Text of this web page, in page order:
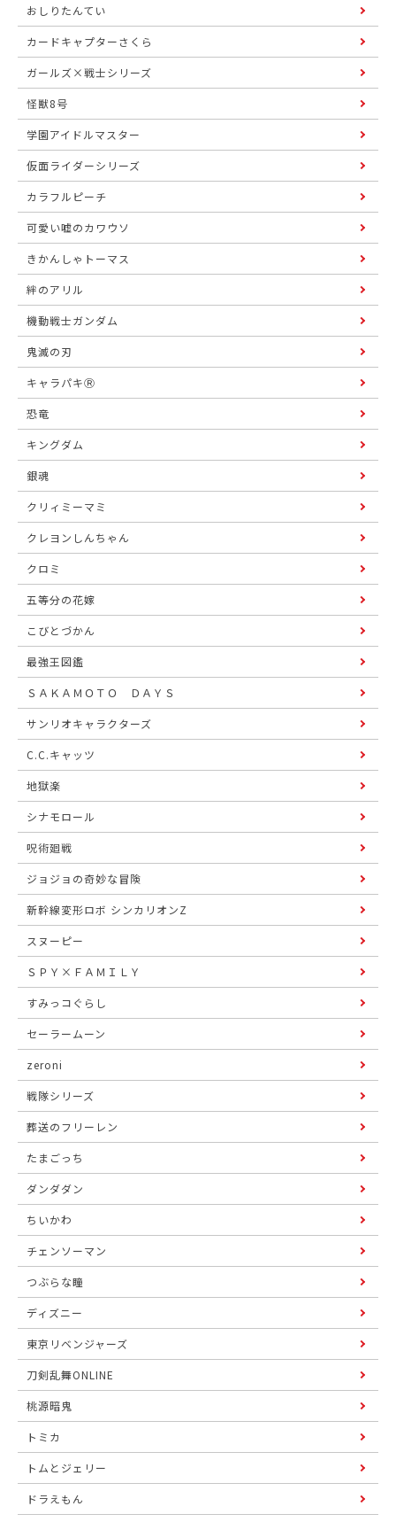
おしりたんてい
カードキャプターさくら
ガールズ×戦士シリーズ
怪獣8号
学園アイドルマスター
仮面ライダーシリーズ
カラフルピーチ
可愛い嘘のカワウソ
きかんしゃトーマス
絆のアリル
機動戦士ガンダム
鬼滅の刃
キャラパキⓇ
恐竜
キングダム
銀魂
クリィミーマミ
クレヨンしんちゃん
クロミ
五等分の花嫁
こびとづかん
最強王図鑑
ＳＡＫＡＭＯＴＯ ＤＡＹＳ
サンリオキャラクターズ
C.C.キャッツ
地獄楽
シナモロール
呪術廻戦
ジョジョの奇妙な冒険
新幹線変形ロボ シンカリオンZ
スヌーピー
ＳＰＹ×ＦＡＭＩＬＹ
すみっコぐらし
セーラームーン
zeroni
戦隊シリーズ
葬送のフリーレン
たまごっち
ダンダダン
ちいかわ
チェンソーマン
つぶらな瞳
ディズニー
東京リベンジャーズ
刀剣乱舞ONLINE
桃源暗鬼
トミカ
トムとジェリー
ドラえもん